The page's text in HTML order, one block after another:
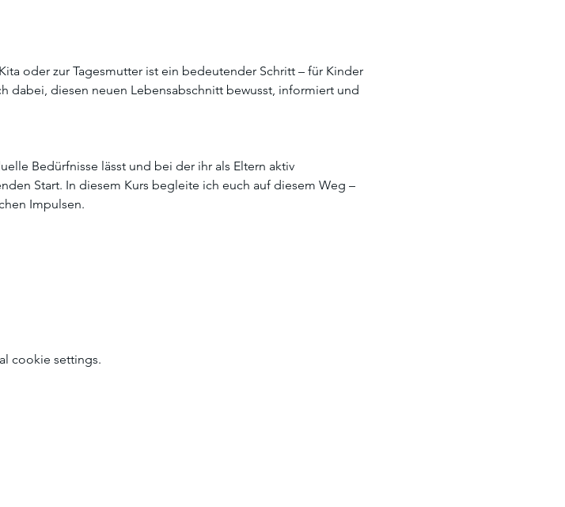
oder zur Tagesmutter ist ein bedeutender Schritt – für Kinder
dabei, diesen neuen Lebensabschnitt bewusst, informiert und
Bedürfnisse lässt und bei der ihr als Eltern aktiv
Start. In diesem Kurs begleite ich euch auf diesem Weg –
Impulsen.
cookie settings.